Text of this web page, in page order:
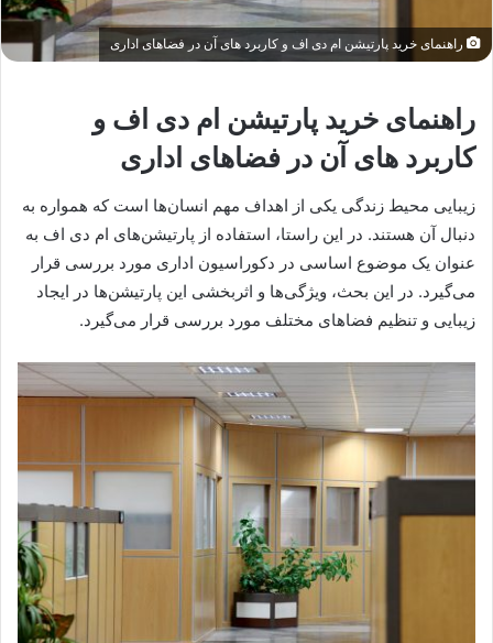
راهنمای خرید پارتیشن ام دی اف و کاربرد های آن در فضاهای اداری
راهنمای خرید پارتیشن ام دی اف و
کاربرد های آن در فضاهای اداری
زیبایی محیط زندگی یکی از اهداف مهم انسان‌ها است که همواره به
دنبال آن هستند. در این راستا، استفاده از پارتیشن‌های ام دی اف به
عنوان یک موضوع اساسی در دکوراسیون اداری مورد بررسی قرار
می‌گیرد. در این بحث، ویژگی‌ها و اثربخشی این پارتیشن‌ها در ایجاد
زیبایی و تنظیم فضاهای مختلف مورد بررسی قرار می‌گیرد.